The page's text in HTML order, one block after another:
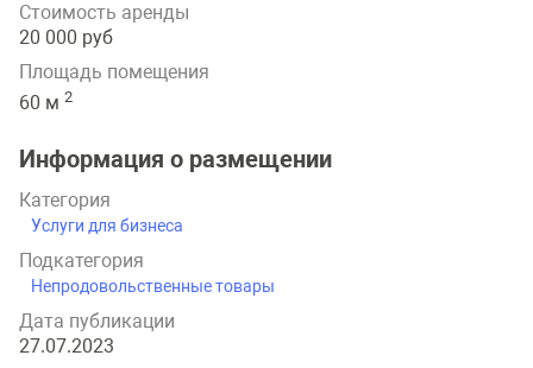
Стоимость аренды
20 000 руб
Площадь помещения
60 м 2
Информация о размещении
Категория
Услуги для бизнеса
Подкатегория
Непродовольственные товары
Дата публикации
27.07.2023